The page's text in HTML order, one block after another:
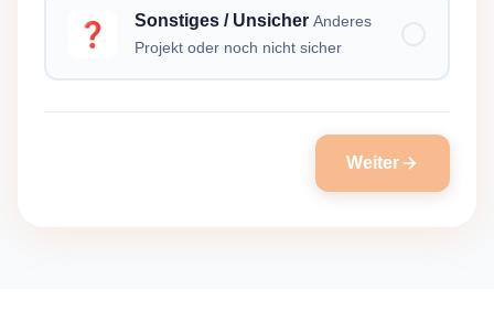
❓ Sonstiges / Unsicher Anderes
Projekt oder noch nicht sicher
Weiter